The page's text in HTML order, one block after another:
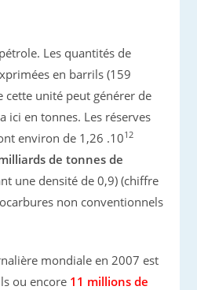
Les quantités de
en barrils (159
cette unité peut générer de
ici en tonnes. Les réserves
environ de 1,26 .1012
de tonnes de
une densité de 0,9) (chiffre
non conventionnels
mondiale en 2007 est
ou encore 11 millions de